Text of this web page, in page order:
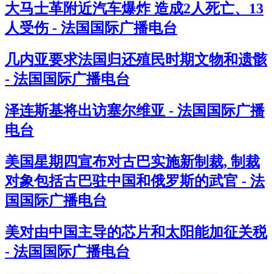
大马士革附近汽车爆炸 造成2人死亡、13
人受伤 - 法国国际广播电台
几内亚要求法国归还殖民时期文物和遗骸
- 法国国际广播电台
泽连斯基将出访塞尔维亚 - 法国国际广播
电台
美国星期四宣布对古巴实施新制裁, 制裁
对象包括古巴驻中国和俄罗斯的武官 - 法
国国际广播电台
美对由中国主导的芯片和太阳能加征关税
- 法国国际广播电台